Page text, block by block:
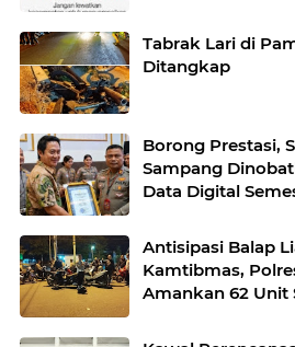
Tabrak Lari di
Ditangkap
Borong Prestasi,
Sampang
Data Digital
Antisipasi Balap
Kamtibmas,
Amankan 62 Unit